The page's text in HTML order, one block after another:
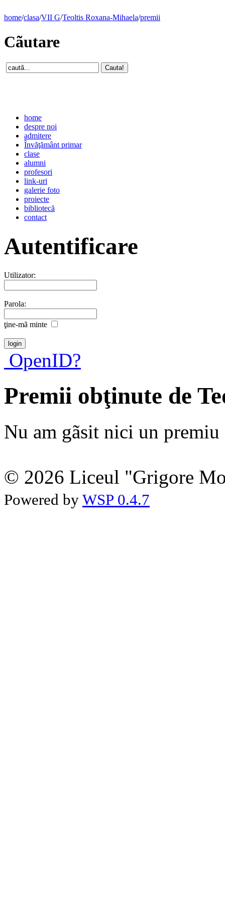
home/clasa/VII G/Teoltis Roxana-Mihaela/premii
Cãutare
home
despre noi
admitere
Învăţământ primar
clase
alumni
profesori
link-uri
galerie foto
proiecte
bibliotecă
contact
Autentificare
Utilizator:
Parola:
ţine-mã minte
OpenID?
Premii obţinute de
Nu am gãsit nici un premiu
© 2026 Liceul "Grigore
Powered by WSP 0.4.7